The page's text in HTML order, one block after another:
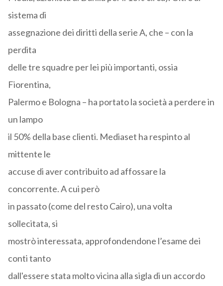
sistema di
assegnazione dei diritti della serie A, che – con la
perdita
delle tre squadre per lei più importanti, ossia
Fiorentina,
Palermo e Bologna – ha portato la società a perdere in
un lampo
il 50% della base clienti. Mediaset ha respinto al
mittente le
accuse di aver contribuito ad affossare la
concorrente. A cui però
in passato (come del resto Cairo), una volta
sollecitata, si
mostrò interessata, approfondendone l’esame dei
conti tanto
dall'essere stata molto vicina alla sigla di un accordo